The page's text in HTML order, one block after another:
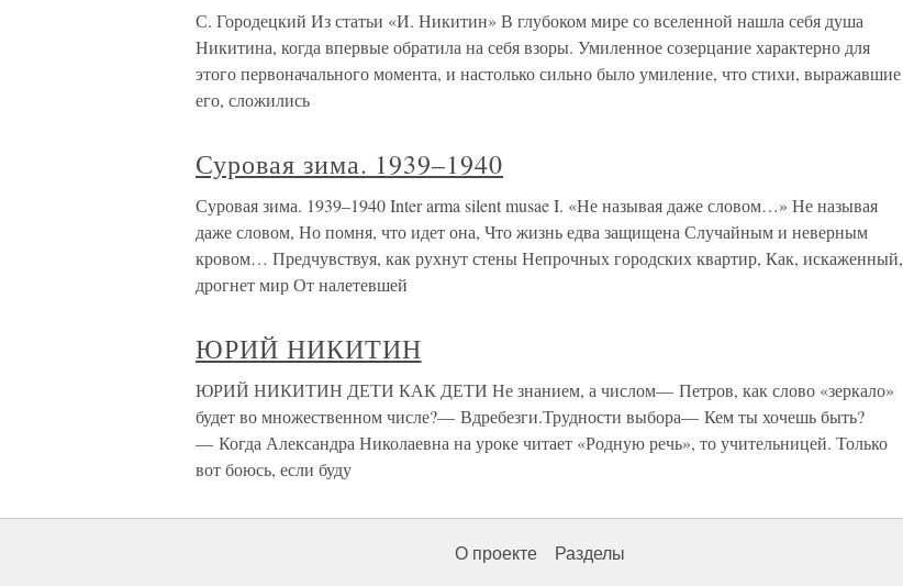
С. Городецкий Из статьи «И. Никитин» В глубоком мире со вселенной нашла себя душа
Никитина, когда впервые обратила на себя взоры. Умиленное созерцание характерно для
этого первоначального момента, и настолько сильно было умиление, что стихи, выражавшие
его, сложились
Суровая зима. 1939–1940
Суровая зима. 1939–1940 Inter arma silent musae I. «Не называя даже словом…» Не называя
даже словом, Но помня, что идет она, Что жизнь едва защищена Случайным и неверным
кровом… Предчувствуя, как рухнут стены Непрочных городских квартир, Как, искаженный,
дрогнет мир От налетевшей
ЮРИЙ НИКИТИН
ЮРИЙ НИКИТИН ДЕТИ КАК ДЕТИ Не знанием, а числом— Петров, как слово «зеркало»
будет во множественном числе?— Вдребезги.Трудности выбора— Кем ты хочешь быть?
— Когда Александра Николаевна на уроке читает «Родную речь», то учительницей. Только
вот боюсь, если буду
О проекте Разделы